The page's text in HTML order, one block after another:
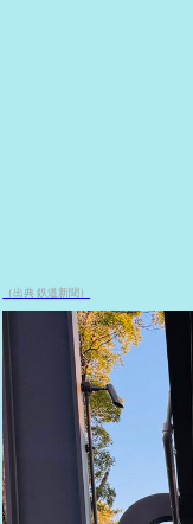
（出典 鉄道新聞）